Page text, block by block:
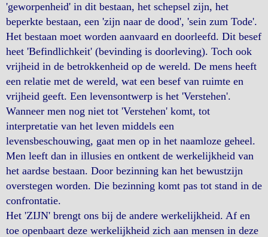
'geworpenheid' in dit bestaan, het schepsel zijn, het
beperkte bestaan, een 'zijn naar de dood', 'sein zum Tode'.
Het bestaan moet worden aanvaard en doorleefd. Dit besef
heet 'Befindlichkeit' (bevinding is doorleving). Toch ook
vrijheid in de betrokkenheid op de wereld. De mens heeft
een relatie met de wereld, wat een besef van ruimte en
vrijheid geeft. Een levensontwerp is het 'Verstehen'.
Wanneer men nog niet tot 'Verstehen' komt, tot
interpretatie van het leven middels een
levensbeschouwing, gaat men op in het naamloze geheel.
Men leeft dan in illusies en ontkent de werkelijkheid van
het aardse bestaan. Door bezinning kan het bewustzijn
overstegen worden. Die bezinning komt pas tot stand in de
confrontatie.
Het 'ZIJN' brengt ons bij de andere werkelijkheid. Af en
toe openbaart deze werkelijkheid zich aan mensen in deze